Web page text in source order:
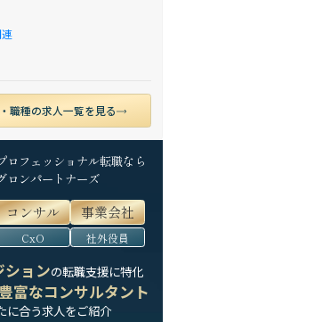
職種の求人一覧を見る
ロフェッショナル転職なら
ロンパートナーズ
コンサル 事業会社
CxO 社外役員
ションの転職支援に特化
富なコンサルタント
に合う求人をご紹介